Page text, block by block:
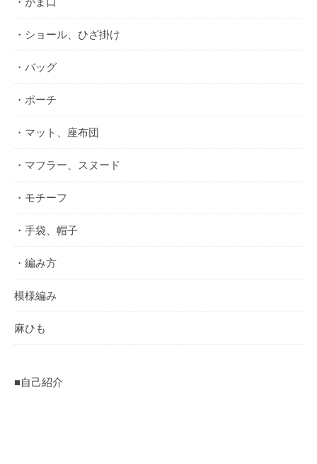
・ショール、ひざ掛け
・バッグ
・ポーチ
・マット、座布団
・マフラー、スヌード
・モチーフ
・手袋、帽子
・編み方
模様編み
麻ひも
■自己紹介